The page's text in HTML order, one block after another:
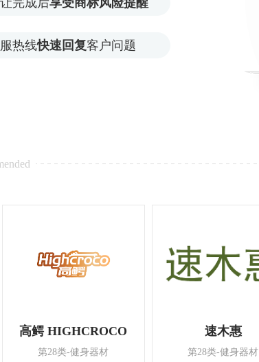
完成后享受商标风险提醒
热线快速回复客户问题
高鳄 HIGHCROCO
第28类-健身器材
速木惠
第28类-健身器材